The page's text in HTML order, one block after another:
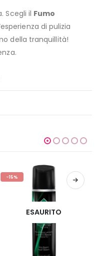
Scegli il Fumo
di pulizia
della tranquillità!
-15%
ESAURITO